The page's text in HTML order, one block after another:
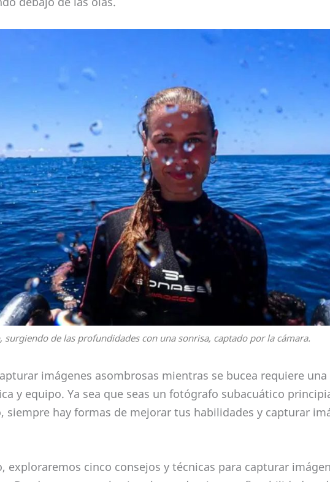
surgiendo de las profundidades con una sonrisa, captado por la cámara.
imágenes asombrosas mientras se bucea requiere
y equipo. Ya sea que seas un fotógrafo subacuático
siempre hay formas de mejorar tus habilidades y capturar
exploraremos cinco consejos y técnicas para capturar